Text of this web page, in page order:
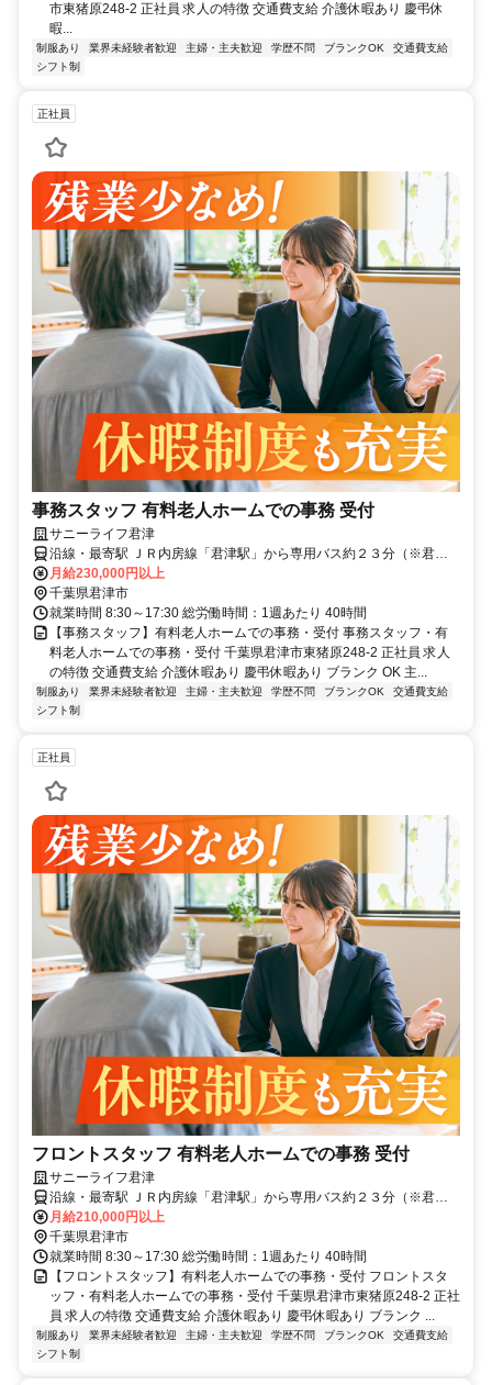
市東猪原248-2 正社員 求人の特徴 交通費支給 介護休暇あり 慶弔休
暇...
制服あり 業界未経験者歓迎 主婦・主夫歓迎 学歴不問 ブランクOK
交通費支給
シフト制
正社員
事務スタッフ 有料老人ホームでの事務 受付
サニーライフ君津
沿線・最寄駅 ＪＲ内房線「君津駅」から専用バス約２３分（※君津
駅より送迎有）マイカー・バイク通勤可（無料駐車場有）
月給230,000円以上
千葉県君津市
就業時間 8:30～17:30 総労働時間：1週あたり 40時間
【事務スタッフ】有料老人ホームでの事務・受付 事務スタッフ・有
料老人ホームでの事務・受付 千葉県君津市東猪原248-2 正社員 求人
の特徴 交通費支給 介護休暇あり 慶弔休暇あり ブランク OK 主...
制服あり 業界未経験者歓迎 主婦・主夫歓迎 学歴不問 ブランクOK
交通費支給
シフト制
正社員
フロントスタッフ 有料老人ホームでの事務 受付
サニーライフ君津
沿線・最寄駅 ＪＲ内房線「君津駅」から専用バス約２３分（※君津
駅より送迎有）マイカー・バイク通勤可（無料駐車場有）
月給210,000円以上
千葉県君津市
就業時間 8:30～17:30 総労働時間：1週あたり 40時間
【フロントスタッフ】有料老人ホームでの事務・受付 フロントスタ
ッフ・有料老人ホームでの事務・受付 千葉県君津市東猪原248-2 正社
員 求人の特徴 交通費支給 介護休暇あり 慶弔休暇あり ブランク ...
制服あり 業界未経験者歓迎 主婦・主夫歓迎 学歴不問 ブランクOK
交通費支給
シフト制